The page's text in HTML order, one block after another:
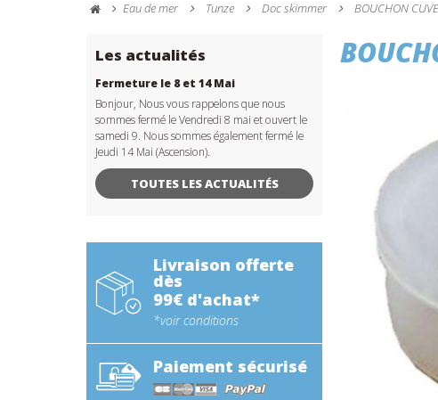
Eau de mer Tunze Doc skimmer BOUCHON
Les actualités
Fermeture le 8 et 14 Mai
Bonjour, Nous vous rappelons que nous
sommes fermé le Vendredi 8 mai et ouvert le
samedi 9. Nous sommes également fermé le
Jeudi 14 Mai (Ascension).
TOUTES LES ACTUALITÉS
Livraison offerte
dès
99€ d'achat*
*voir conditions
Paiement sécurisé